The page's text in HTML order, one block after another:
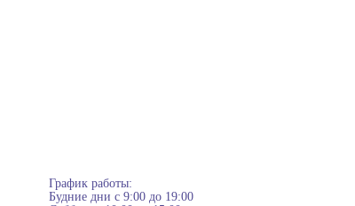
График работы:
Будние дни с 9:00 до 19:00